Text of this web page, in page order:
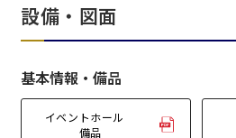
設備・図面
基本情報・備品
イベントホール
備品